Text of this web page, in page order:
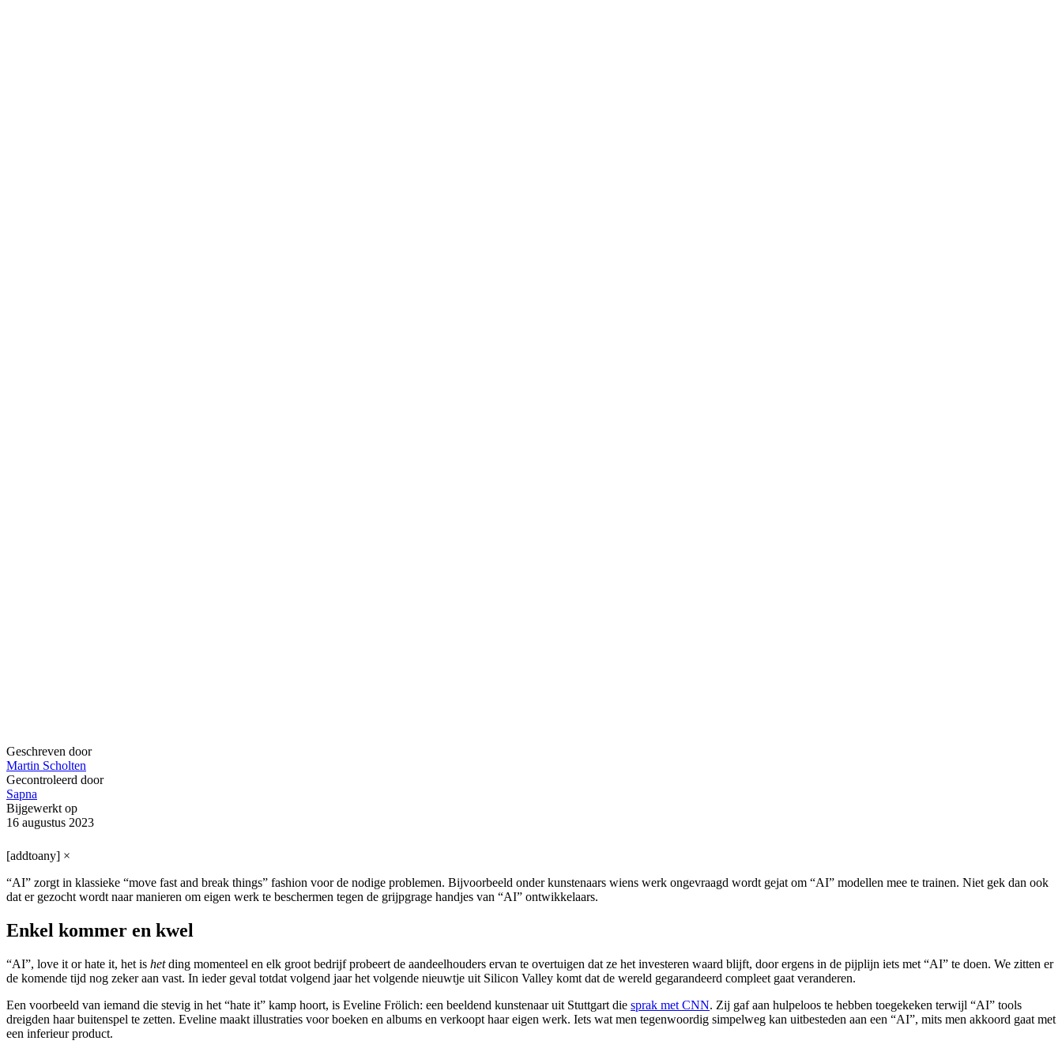
Geschreven door
Martin Scholten
Gecontroleerd door
Sapna
Bijgewerkt op
16 augustus 2023
[addtoany] ×
“AI” zorgt in klassieke “move fast and break things” fashion voor de nodige problemen. Bijvoorbeeld onder kunstenaars wiens werk ongevraagd wordt gejat om “AI” modellen mee te trainen. Niet gek dan ook
dat er gezocht wordt naar manieren om eigen werk te beschermen tegen de grijpgrage handjes van “AI” ontwikkelaars.
Enkel kommer en kwel
“AI”, love it or hate it, het is hetding momenteel en elk groot bedrijf probeert de aandeelhouders ervan te overtuigen dat ze het investeren waard blijft, door ergens in de pijplijn iets met “AI” te doen. We zitten er
de komende tijd nog zeker aan vast. In ieder geval totdat volgend jaar het volgende nieuwtje uit Silicon Valley komt dat de wereld gegarandeerd compleet gaat veranderen.
Een voorbeeld van iemand die stevig in het “hate it” kamp hoort, is Eveline Frölich: een beeldend kunstenaar uit Stuttgart die sprak met CNN. Zij gaf aan hulpeloos te hebben toegekeken terwijl “AI” tools
dreigden haar buitenspel te zetten. Eveline maakt illustraties voor boeken en albums en verkoopt haar eigen werk. Iets wat men tegenwoordig simpelweg kan uitbesteden aan een “AI”, mits men akkoord gaat met
een inferieur product.